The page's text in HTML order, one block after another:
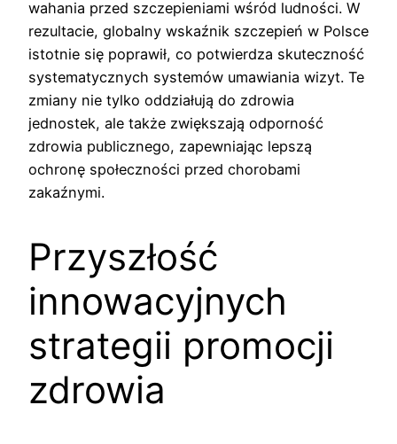
wahania przed szczepieniami wśród ludności. W
rezultacie, globalny wskaźnik szczepień w Polsce
istotnie się poprawił, co potwierdza skuteczność
systematycznych systemów umawiania wizyt. Te
zmiany nie tylko oddziałują do zdrowia
jednostek, ale także zwiększają odporność
zdrowia publicznego, zapewniając lepszą
ochronę społeczności przed chorobami
zakaźnymi.
Przyszłość
innowacyjnych
strategii promocji
zdrowia